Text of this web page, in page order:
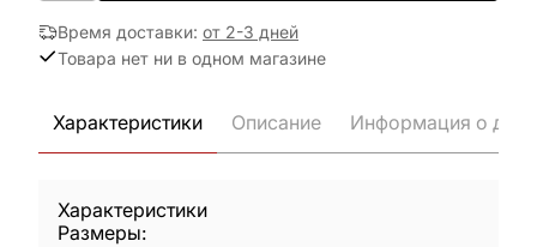
Время доставки: от 2-3 дней
Товара нет ни в одном магазине
Характеристики Описание Информация о
Характеристики
Размеры: